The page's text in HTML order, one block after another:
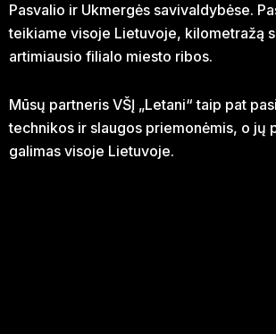
Pasvalio ir Ukmergės savivaldybėse.
teikiame visoje Lietuvoje, kilometražą
artimiausio filialo miesto ribos.
Mūsų partneris VŠĮ „Letani“ taip pat
technikos ir slaugos priemonėmis, o jų
galimas visoje Lietuvoje.